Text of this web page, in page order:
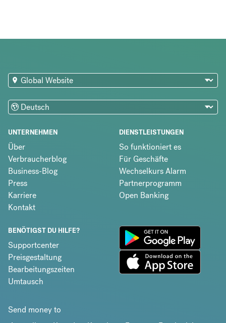
UNTERNEHMEN
Über
Verbraucherblog
Business-Blog
Press
Karriere
Kontakt
DIENSTLEISTUNGEN
So funktioniert es
Für Geschäfte
Wechselkurs Alarm
Partnerprogramm
Open Banking
BENÖTIGST DU HILFE?
Supportcenter
Preisgestaltung
Bearbeitungszeiten
Umtausch
Send money to